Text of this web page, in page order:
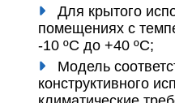
Для крытого
помещениях с
-10 ºС до +40 ºС;
Модель
конструктивного